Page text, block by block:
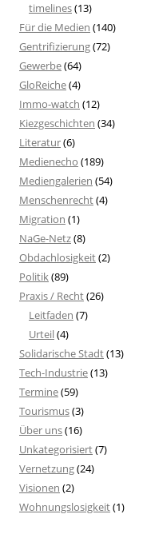
timelines(13)
Für die Medien (140)
Gentrifizierung(72)
Gewerbe(64)
GloReiche(4)
Immo-watch (12)
Kiezgeschichten (34)
Literatur(6)
Medienecho (189)
Mediengalerien (54)
Menschenrecht(4)
Migration (1)
NaGe-Netz(8)
Obdachlosigkeit(2)
Politik(89)
Praxis / Recht(26)
Leitfaden (7)
Urteil(4)
Solidarische Stadt(13)
Tech-Industrie(13)
Termine(59)
Tourismus(3)
Über uns(16)
Unkategorisiert(7)
Vernetzung(24)
Visionen (2)
Wohnungslosigkeit(1)